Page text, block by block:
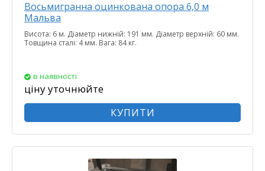
Восьмигранна оцинкована опора 6,0 м
Мальва
Висота: 6 м. Діаметр нижній: 191 мм. Діаметр верхній: 60 мм.
Товщина сталі: 4 мм. Вага: 84 кг.
в наявності
ціну уточнюйте
КУПИТИ